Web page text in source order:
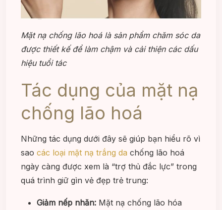
Mặt nạ chống lão hoá là sản phẩm chăm sóc da
được thiết kế để làm chậm và cải thiện các dấu
hiệu tuổi tác
Tác dụng của mặt nạ
chống lão hoá
Những tác dụng dưới đây sẽ giúp bạn hiểu rõ vì
sao các loại mặt nạ trắng da chống lão hoá
ngày càng được xem là “trợ thủ đắc lực” trong
quá trình giữ gìn vẻ đẹp trẻ trung:
Giảm nếp nhăn: Mặt nạ chống lão hóa